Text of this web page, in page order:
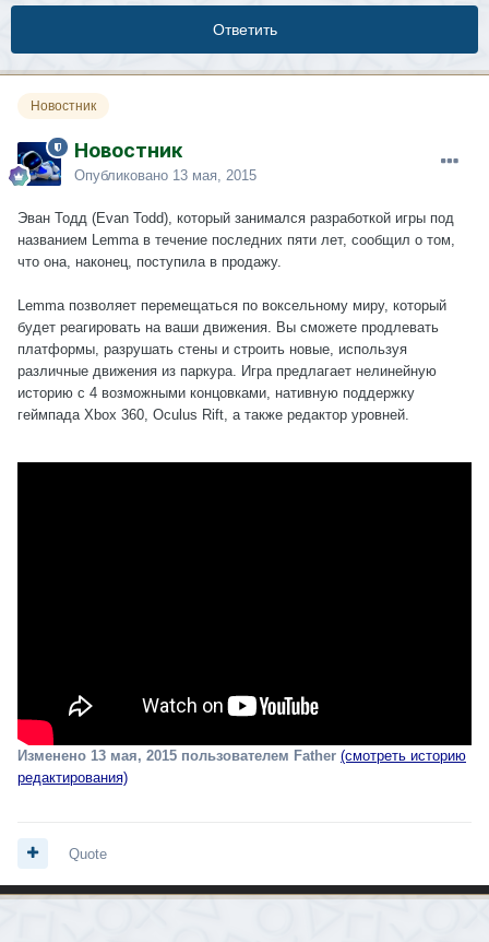
Ответить
Новостник
Новостник
Опубликовано 13 мая, 2015
Эван Тодд (Evan Todd), который занимался разработкой игры под
названием Lemma в течение последних пяти лет, сообщил о том,
что она, наконец, поступила в продажу.
Lemma позволяет перемещаться по воксельному миру, который
будет реагировать на ваши движения. Вы сможете продлевать
платформы, разрушать стены и строить новые, используя
различные движения из паркура. Игра предлагает нелинейную
историю с 4 возможными концовками, нативную поддержку
геймпада Xbox 360, Oculus Rift, а также редактор уровней.
Изменено 13 мая, 2015 пользователем Father (смотреть историю
редактирования)
Quote